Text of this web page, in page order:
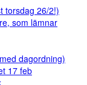
torsdag 26/2!)
som lämnar
dagordning)
17 feb